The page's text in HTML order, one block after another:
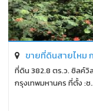
ขายที่ดินสายไหม
ที่ดิน 382.8 ตร.ว. ซิลค์วิ
กรุงเทพมหานคร ที่ตั้ง :ซ